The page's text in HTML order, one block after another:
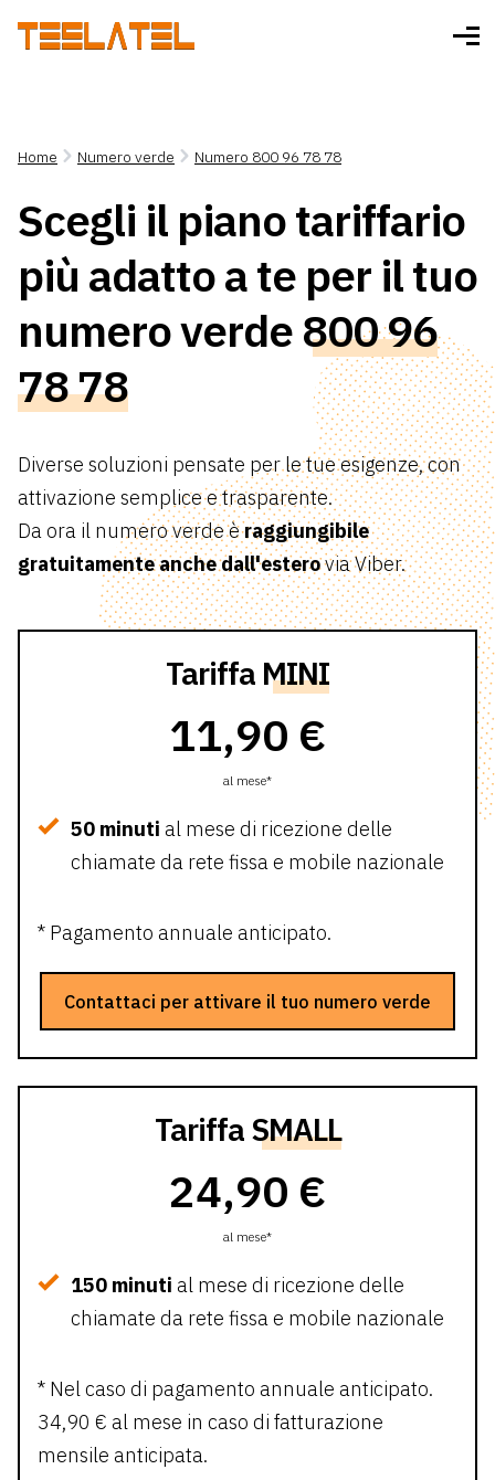
Home Numero verde Numero 800 96 78 78
Scegli il piano tariffario
più adatto a te per il tuo
numero verde800 96
78 78
Diverse soluzioni pensate per le tue esigenze, con
attivazione semplice e trasparente.
Da ora il numero verde èraggiungibile
gratuitamente anche dall'esterovia Viber.
Tariffa MINI
11,90 €
al mese*
50 minuti al mese di ricezione delle
chiamate da rete fissa e mobile nazionale
* Pagamento annuale anticipato.
Contattaci per attivare il tuo numero verde
TariffaSMALL
24,90 €
al mese*
150 minuti al mese di ricezione delle
chiamate da rete fissa e mobile nazionale
* Nel caso di pagamento annuale anticipato.
34,90 € al mese in caso di fatturazione
mensile anticipata.